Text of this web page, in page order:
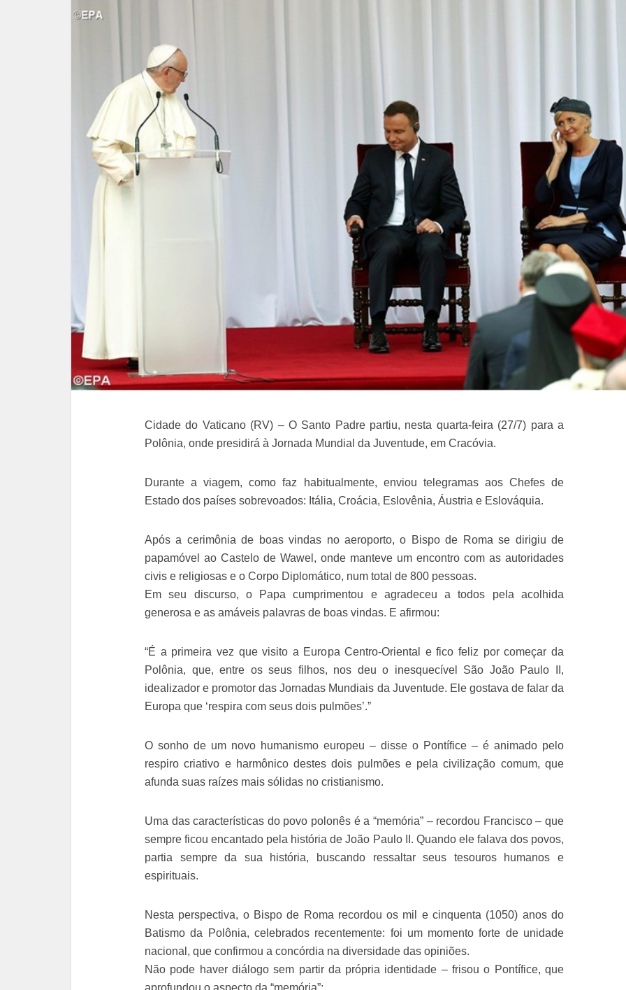
Cidade do Vaticano (RV) – O Santo Padre partiu, nesta quarta-feira (27/7) para a
Polônia, onde presidirá à Jornada Mundial da Juventude, em Cracóvia.
Durante a viagem, como faz habitualmente, enviou telegramas aos Chefes de
Estado dos países sobrevoados: Itália, Croácia, Eslovênia, Áustria e Eslováquia.
Após a cerimônia de boas vindas no aeroporto, o Bispo de Roma se dirigiu de
papamóvel ao Castelo de Wawel, onde manteve um encontro com as autoridades
civis e religiosas e o Corpo Diplomático, num total de 800 pessoas.
Em seu discurso, o Papa cumprimentou e agradeceu a todos pela acolhida
generosa e as amáveis palavras de boas vindas. E afirmou:
“É a primeira vez que visito a Europa Centro-Oriental e fico feliz por começar da
Polônia, que, entre os seus filhos, nos deu o inesquecível São João Paulo II,
idealizador e promotor das Jornadas Mundiais da Juventude. Ele gostava de falar da
Europa que ‘respira com seus dois pulmões’.”
O sonho de um novo humanismo europeu – disse o Pontífice – é animado pelo
respiro criativo e harmônico destes dois pulmões e pela civilização comum, que
afunda suas raízes mais sólidas no cristianismo.
Uma das características do povo polonês é a “memória” – recordou Francisco – que
sempre ficou encantado pela história de João Paulo II. Quando ele falava dos povos,
partia sempre da sua história, buscando ressaltar seus tesouros humanos e
espirituais.
Nesta perspectiva, o Bispo de Roma recordou os mil e cinquenta (1050) anos do
Batismo da Polônia, celebrados recentemente: foi um momento forte de unidade
nacional, que confirmou a concórdia na diversidade das opiniões.
Não pode haver diálogo sem partir da própria identidade – frisou o Pontífice, que